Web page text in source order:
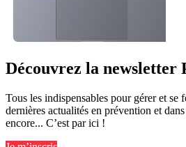
Découvrez la newsletter
Tous les indispensables pour gérer et se
dernières actualités en prévention et
encore... C’est par ici !